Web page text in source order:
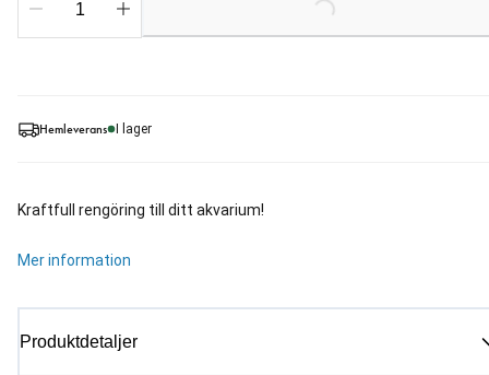
Hemleverans I lager
Kraftfull rengöring till ditt akvarium!
Mer information
Produktdetaljer
Loading...